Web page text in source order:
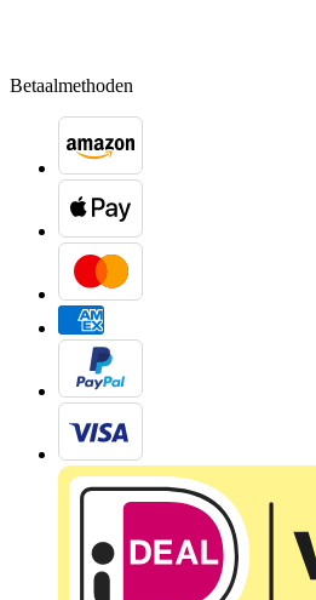
Betaalmethoden